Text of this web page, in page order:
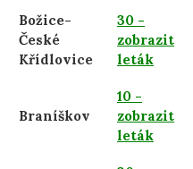
Božice-
České
Křídlovice
30 -
zobrazit
leták
Braníškov
10 -
zobrazit
leták